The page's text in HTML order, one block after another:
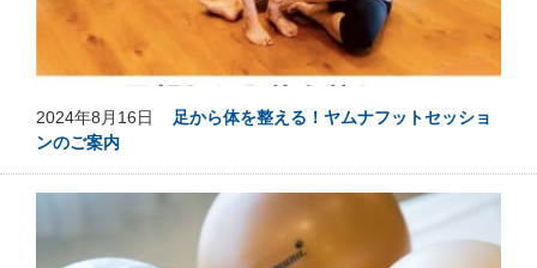
2024年8月16日
足から体を整える！ヤムナフットセッショ
ンのご案内